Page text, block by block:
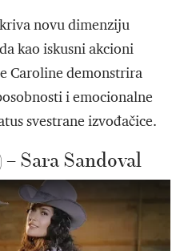
novu dimenziju
kao iskusni akcioni
Caroline demonstrira
i emocionalne
svestrane izvođačice.
Sara Sandoval